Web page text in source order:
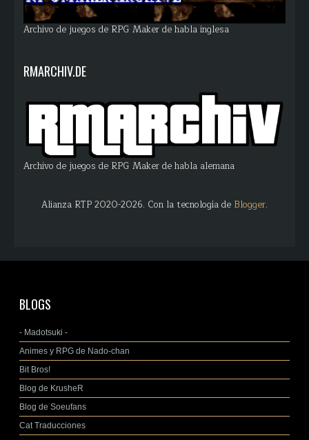
Archivo de juegos de RPG Maker de habla inglesa
RMARCHIV.DE
Archivo de juegos de RPG Maker de habla alemana
Alianza RTP 2020-2026. Con la tecnología de Blogger.
BLOGS
- Madotsuki -
Animes y RPG de Nado-chan
Bit Bros!
Blog de KrusheR
Blog de Soeufans
Cat Traducciones